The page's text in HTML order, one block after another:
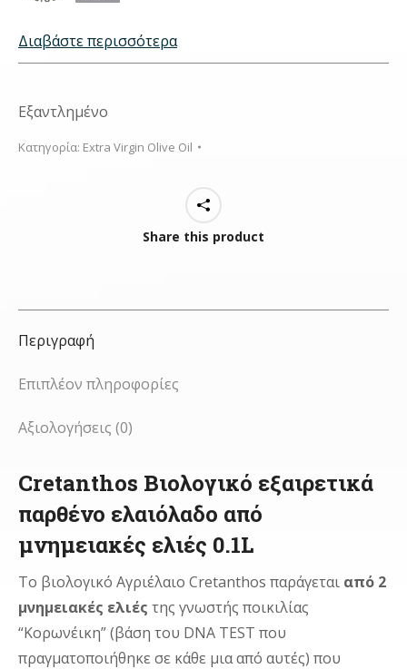
Διαβάστε περισσότερα
Εξαντλημένο
Κατηγορία: Extra Virgin Olive Oil
Share this product
Περιγραφή
Επιπλέον πληροφορίες
Αξιολογήσεις (0)
Cretanthos Βιολογικό εξαιρετικά
παρθένο ελαιόλαδο από
μνημειακές ελιές 0.1L
Το βιολογικό Αγριέλαιο Cretanthos παράγεται από 2
μνημειακές ελιές της γνωστής ποικιλίας
“Κορωνέικη” (βάση του DNA TEST που
πραγματοποιήθηκε σε κάθε μια από αυτές) που